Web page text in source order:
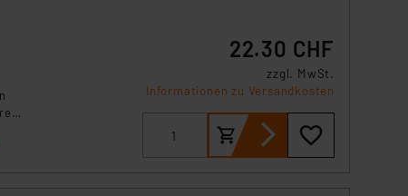
22.30 CHF
zzgl. MwSt.
Informationen zu Versandkosten